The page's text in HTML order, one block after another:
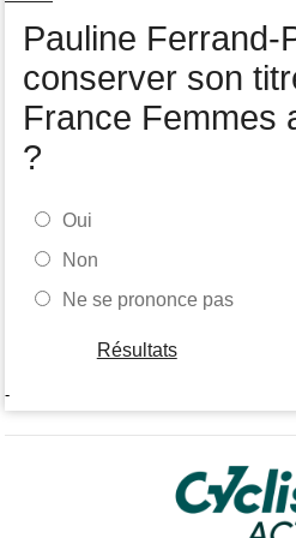
Pauline Ferrand-
conserver son
France Femmes
?
Oui
Non
Ne se prononce pas
Résultats
-